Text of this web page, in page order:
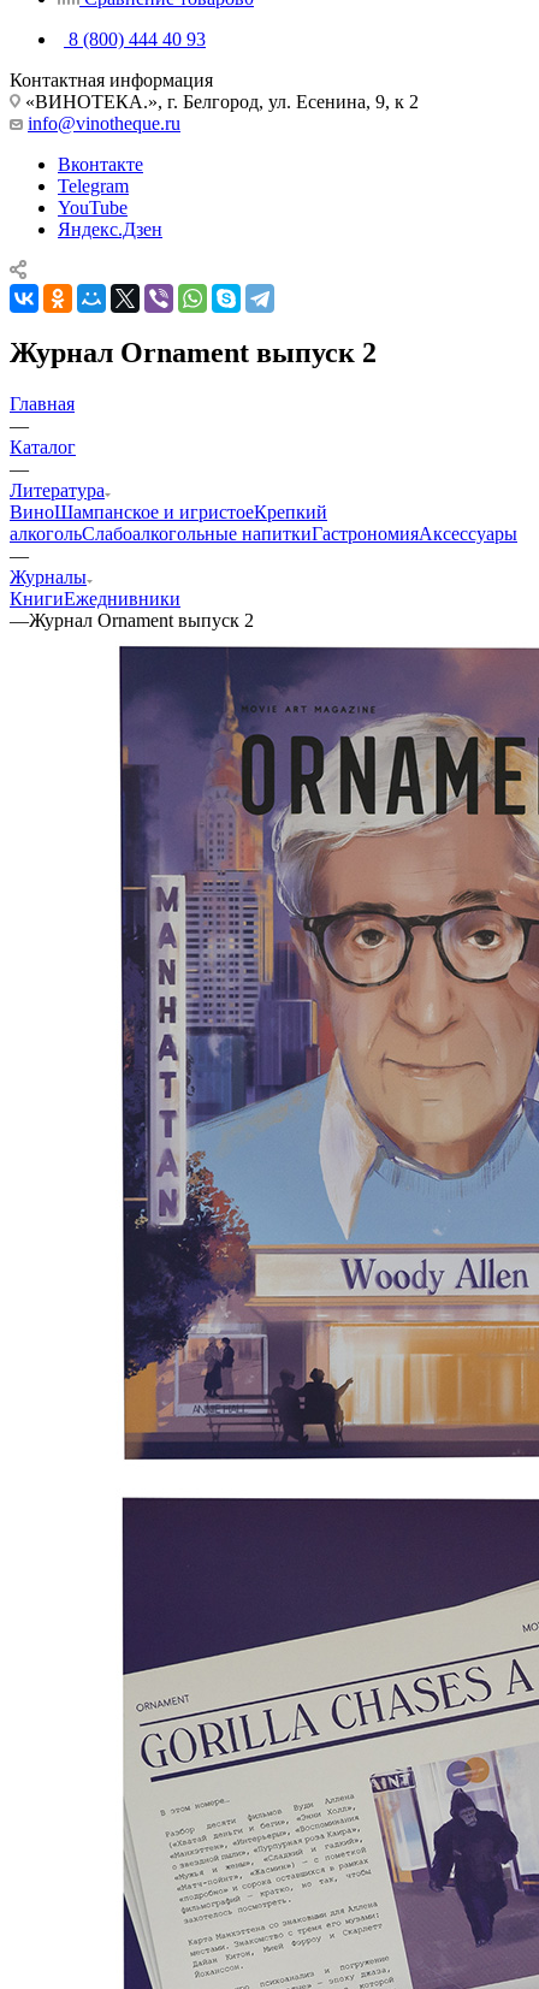
8 (800) 444 40 93
Контактная информация
«ВИНОТЕКА.», г. Белгород, ул. Есенина, 9, к 2
info@vinotheque.ru
Вконтакте
Telegram
YouTube
Яндекс.Дзен
Журнал Ornament выпуск 2
Главная
—
Каталог
—
Литература
ВиноШампанское и игристоеКрепкий
алкогольСлабоалкогольные напиткиГастрономияАксессуары
—
Журналы
КнигиЕжеднивники
—Журнал Ornament выпуск 2